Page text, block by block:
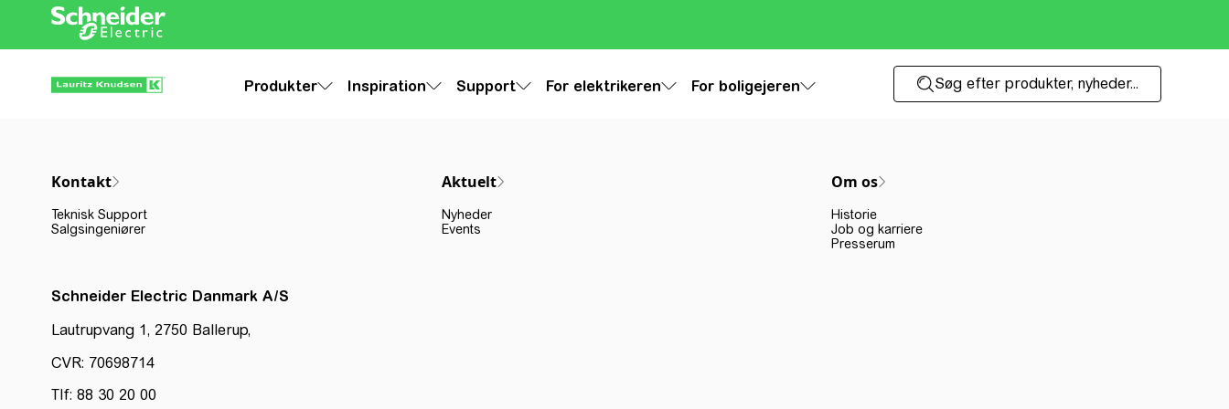
Produkter Inspiration Support For elektrikeren For boligejeren Søg efter produkter, nyheder...
Kontakt
Teknisk Support
Salgsingeniører
Aktuelt
Nyheder
Events
Om os
Historie
Job og karriere
Presserum
Schneider Electric Danmark A/S
Lautrupvang 1, 2750 Ballerup,
CVR: 70698714
Tlf: 88 30 20 00